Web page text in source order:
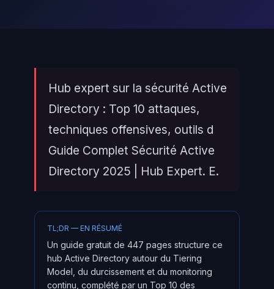
Hub expert sur la sécurité Active
Directory : Top 10 attaques,
techniques offensives, outils d
Guide Complet Sécurité Active
Directory 2025 | Hub Expert. E.
TL;DR — EN RÉSUMÉ
Un guide gratuit de 447 pages structure ce
hub Active Directory autour du Tiering
Model, du durcissement et du monitoring
continu, complété par un Top 10 des